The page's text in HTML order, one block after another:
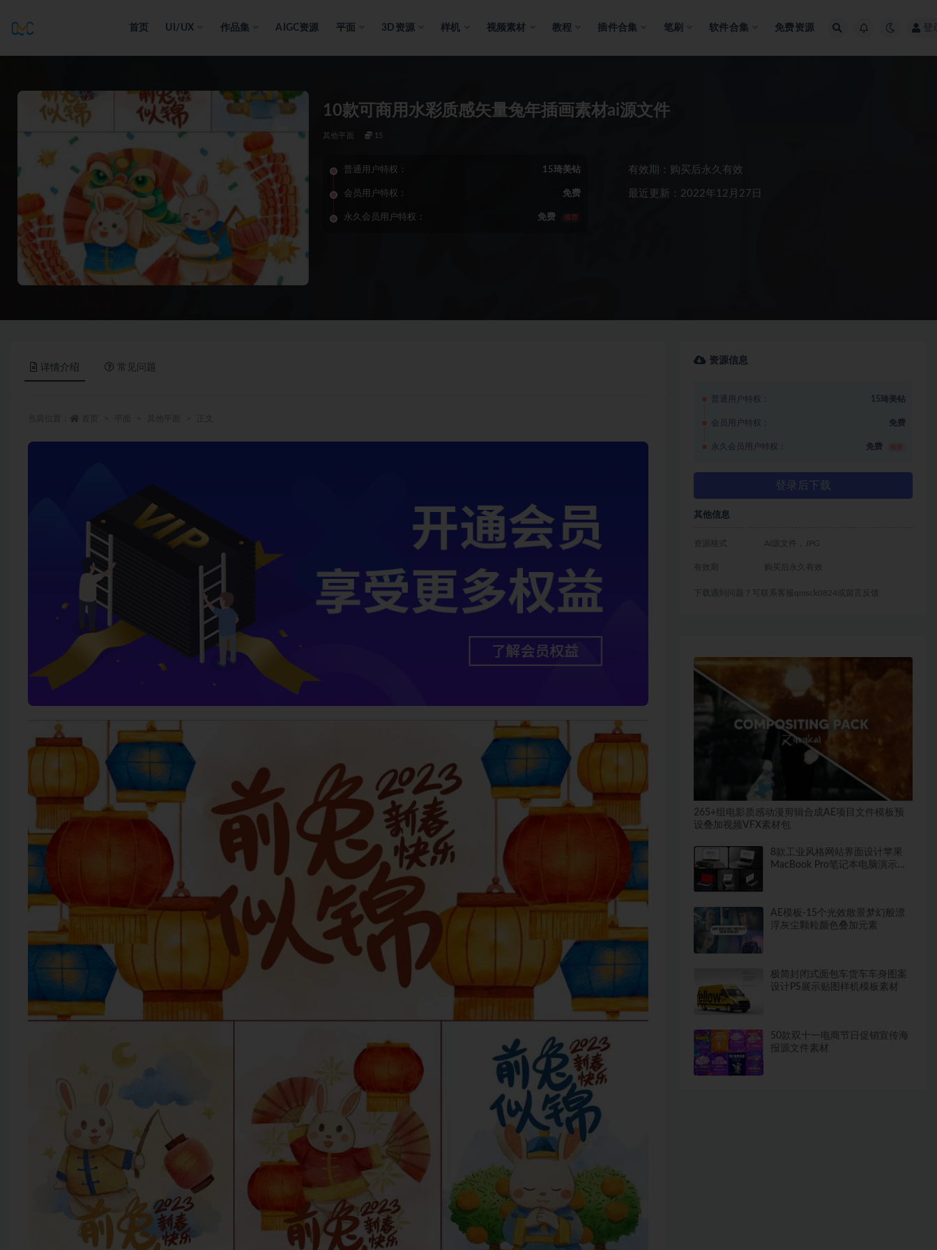
首页 UI/UX 作品集 AIGC资源 平面 3D资源 样机 视频素材 教程 插件合集 笔刷 软件合集 免费资源 登
10款可商用水彩质感矢量兔年插画素材ai源文件
其他平面 15
普通用户特权： 15琦美钻
会员用户特权： 免费
永久会员用户特权： 免费 推荐
有效期：购买后永久有效
最近更新：2022年12月27日
详情介绍 常见问题
资源信息
普通用户特权： 15琦美钻
会员用户特权： 免费
永久会员用户特权： 免费
登录后下载
其他信息
资源格式 AI源文件，JPG
有效期 购买后永久有效
下载遇到问题？可联系客服qmsck0824或留言反馈
265+组电影质感动漫剪辑合成AE项目文件模板预
设叠加视频VFX素材包
8款工业风格网站界面设计苹果
MacBook Pro笔记本电脑演示效
AE模板-15个光效散景梦幻般漂
浮灰尘颗粒颜色叠加元素
极简封闭式面包车货车车身图案
设计PS展示贴图样机模板素材
50款双十一电商节日促销宣传海
报源文件素材